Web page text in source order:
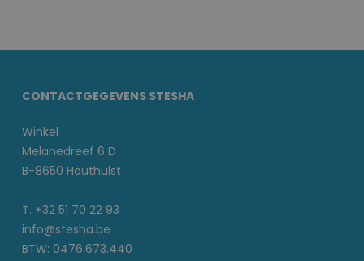
CONTACTGEGEVENS STESHA
Winkel
Melanedreef 6 D
B-8650 Houthulst
T. +32 51 70 22 93
info@stesha.be
BTW: 0476.673.440